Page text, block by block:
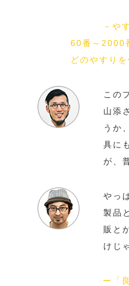
－やすっ
60番～2000
どのやすり
この
山添
うか
具に
が、
やっ
製品
販と
けじ
ー「良い